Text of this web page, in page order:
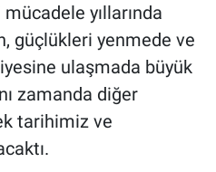
yıllarında
güçlükleri yenmede ve
ulaşmada büyük
zamanda diğer
tarihimiz ve